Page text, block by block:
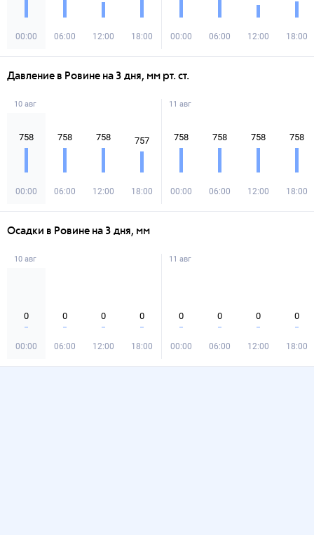
00:00 06:00 12:00 18:00 00:00 06:00 12:00 18:00
Давление в Ровине на 3 дня, мм рт. ст.
10 авг
758
00:00
758
06:00
758
12:00
757
18:00
11 авг
758
00:00
758
06:00
758
12:00
758
18:00
Осадки в Ровине на 3 дня, мм
10 авг
0
00:00
0
06:00
0
12:00
0
18:00
11 авг
0
00:00
0
06:00
0
12:00
0
18:00